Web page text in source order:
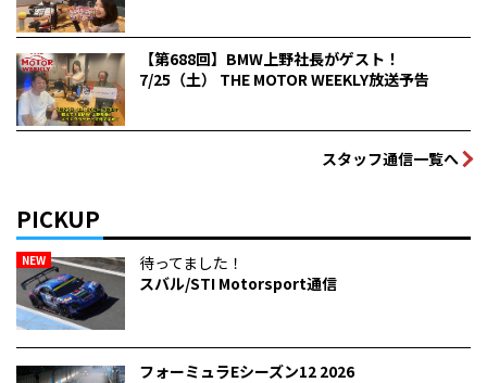
【第688回】BMW上野社長がゲスト！
7/25（土） THE MOTOR WEEKLY放送予告
スタッフ通信一覧へ
PICKUP
NEW
待ってました！
スバル/STI Motorsport通信
フォーミュラEシーズン12 2026